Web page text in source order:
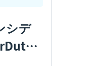
シデ